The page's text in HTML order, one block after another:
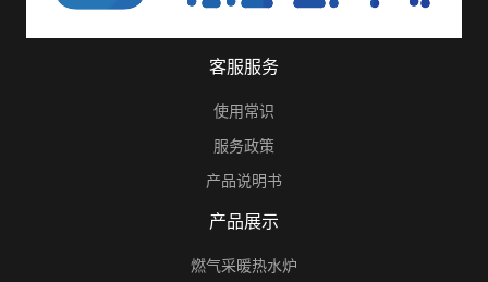
客服服务
使用常识
服务政策
产品说明书
产品展示
燃气采暖热水炉